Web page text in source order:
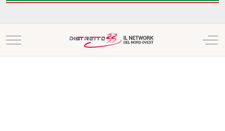
Mobile Menu Toggle